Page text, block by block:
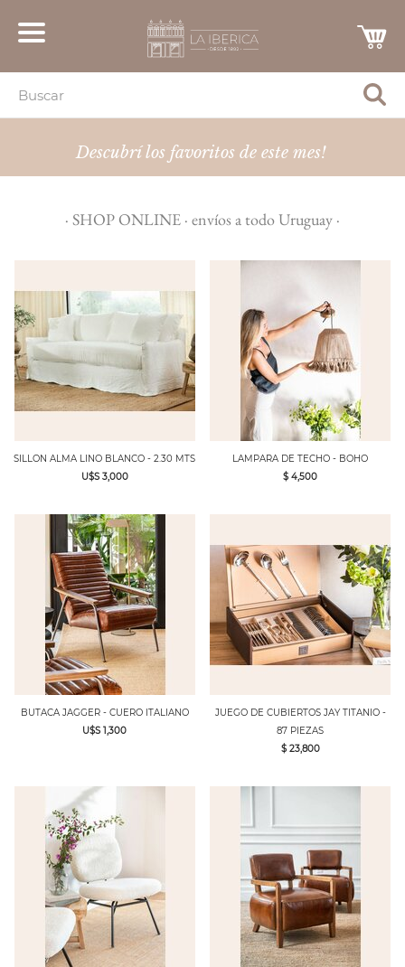
Descubrí los favoritos de este mes!
· SHOP ONLINE · envíos a todo Uruguay ·
SILLON ALMA LINO BLANCO - 2.30 MTS
U$S 3,000
LAMPARA DE TECHO - BOHO
$ 4,500
BUTACA JAGGER - CUERO ITALIANO
U$S 1,300
JUEGO DE CUBIERTOS JAY TITANIO -
87 PIEZAS
$ 23,800